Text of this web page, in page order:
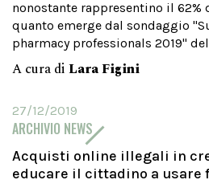
nonostante rappresentino il 62%
quanto emerge dal sondaggio
pharmacy professionals 2019"
A cura di Lara Figini
27/12/2019
ARCHIVIO NEWS
Acquisti online illegali in
educare il cittadino a